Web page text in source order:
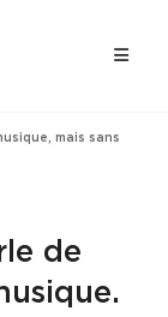
mais sans
de